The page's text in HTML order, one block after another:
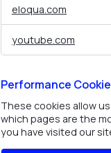
eloqua.com
youtube.com
Performance
These cookies allow
which pages are the
you have visited our